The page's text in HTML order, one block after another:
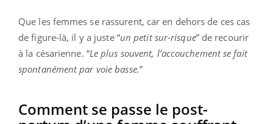
Que les femmes se rassurent, car en dehors de ces cas
de figure-là, il y a juste “un petit sur-risque” de recourir
à la césarienne. “Le plus souvent, l’accouchement se fait
spontanément par voie basse.”
Comment se passe le post-